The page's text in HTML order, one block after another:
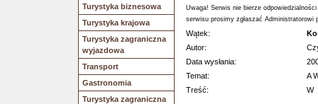
Turystyka biznesowa
Turystyka krajowa
Turystyka zagraniczna
wyjazdowa
Transport
Gastronomia
Turystyka zagraniczna
Uwaga! Serwis nie bierze
serwisu prosimy zgłaszać Administratorowi
Wątek:
Autor:
Data wysłania:
Temat:
A
Treść:
W